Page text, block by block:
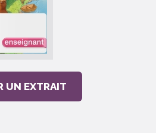
UN EXTRAIT